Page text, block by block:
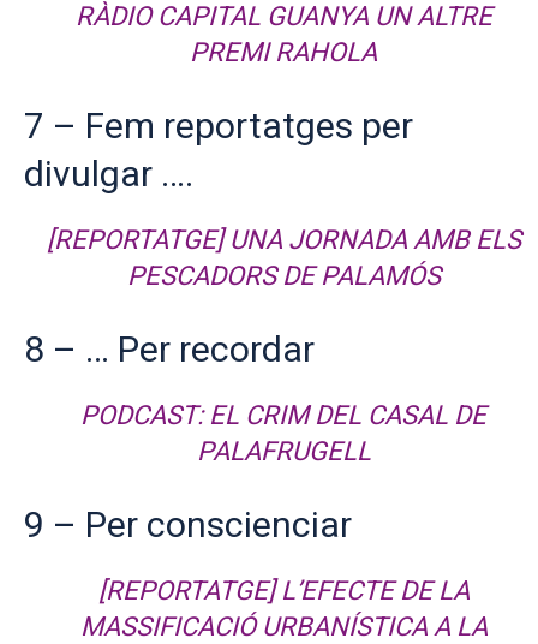
RÀDIO CAPITAL GUANYA UN ALTRE
PREMI RAHOLA
7 – Fem reportatges per
divulgar ….
[REPORTATGE] UNA JORNADA AMB ELS
PESCADORS DE PALAMÓS
8 – … Per recordar
PODCAST: EL CRIM DEL CASAL DE
PALAFRUGELL
9 – Per conscienciar
[REPORTATGE] L’EFECTE DE LA
MASSIFICACIÓ URBANÍSTICA A LA